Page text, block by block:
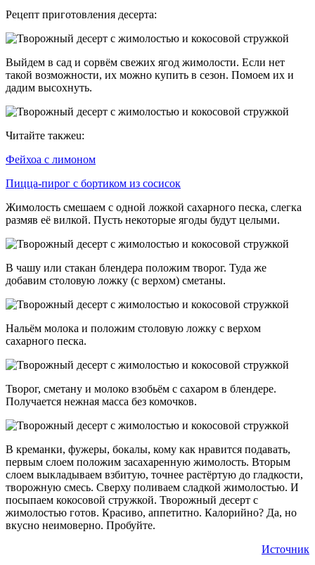
Рецепт приготовления десерта:
Выйдем в сад и сорвём свежих ягод жимолости. Если нет
такой возможности, их можно купить в сезон. Помоем их и
дадим высохнуть.
Читайте такжеu:
Фейхоа с лимоном
Пицца-пирог с бортиком из сосисок
Жимолость смешаем с одной ложкой сахарного песка, слегка
размяв её вилкой. Пусть некоторые ягоды будут целыми.
В чашу или стакан блендера положим творог. Туда же
добавим столовую ложку (с верхом) сметаны.
Нальём молока и положим столовую ложку с верхом
сахарного песка.
Творог, сметану и молоко взобьём с сахаром в блендере.
Получается нежная масса без комочков.
В креманки, фужеры, бокалы, кому как нравится подавать,
первым слоем положим засахаренную жимолость. Вторым
слоем выкладываем взбитую, точнее растёртую до гладкости,
творожную смесь. Сверху поливаем сладкой жимолостью. И
посыпаем кокосовой стружкой. Творожный десерт с
жимолостью готов. Красиво, аппетитно. Калорийно? Да, но
вкусно неимоверно. Пробуйте.
Источник